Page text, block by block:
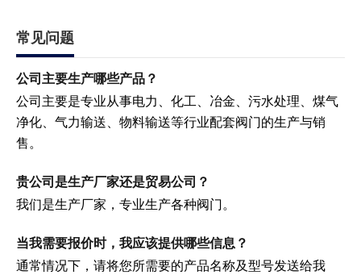
常见问题
公司主要生产哪些产品？
公司主要是专业从事电力、化工、冶金、污水处理、煤气
净化、气力输送、物料输送等行业配套阀门的生产与销
售。
贵公司是生产厂家还是贸易公司？
我们是生产厂家，专业生产各种阀门。
当我需要报价时，我应该提供哪些信息？
通常情况下，请将您所需要的产品名称及型号发送给我